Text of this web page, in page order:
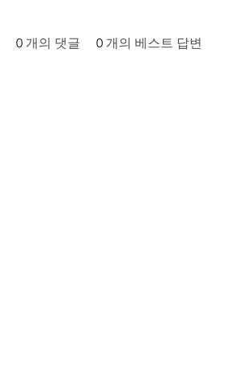
0 개의 댓글 0 개의 베스트 답변